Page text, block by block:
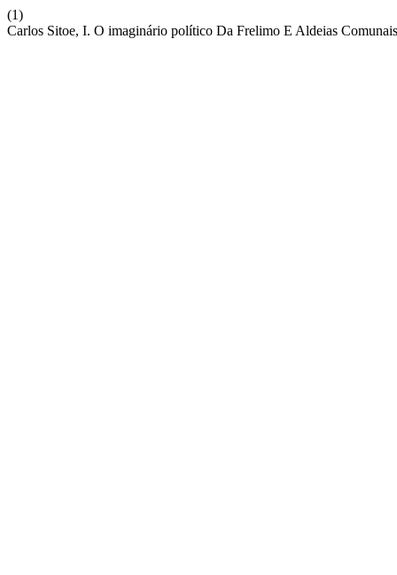
(1)
Carlos Sitoe, I. O imaginário político Da Frelimo E Aldeias